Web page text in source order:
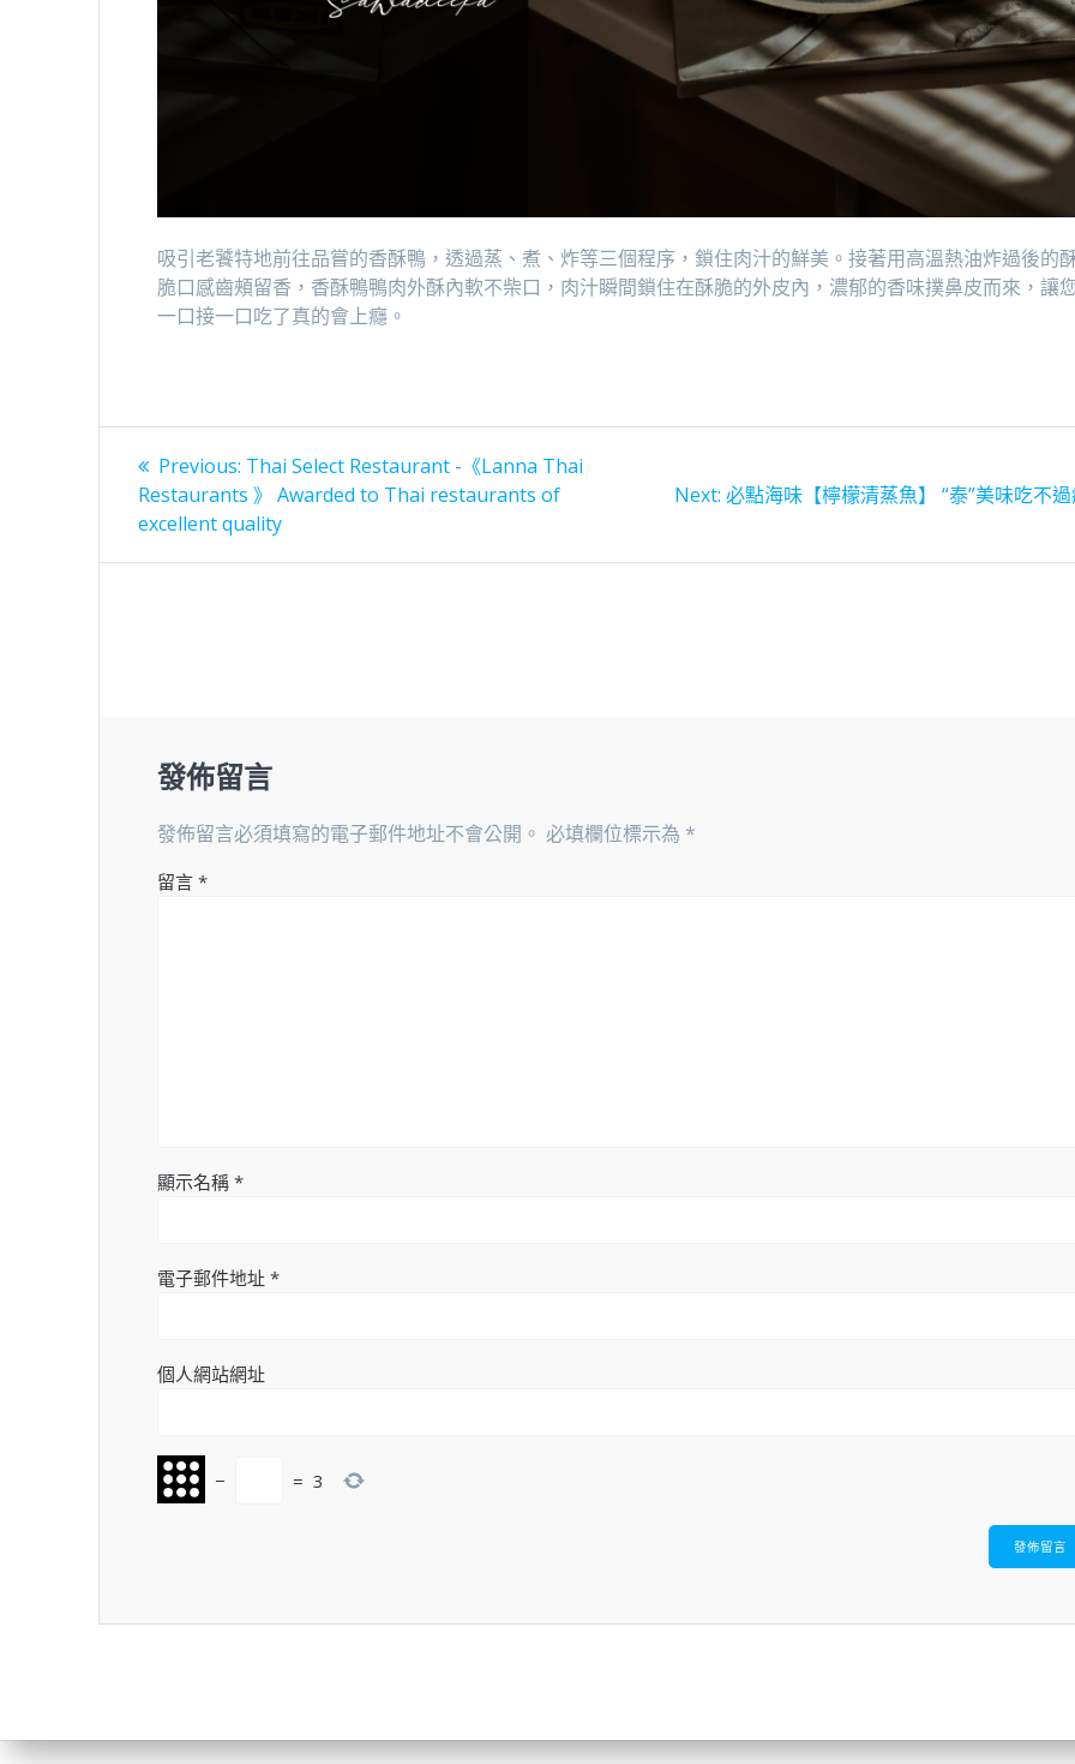
吸引老饕特地前往品嘗的香酥鴨，透過蒸、煮、炸等三個程序，鎖住肉汁的鮮美。接著用高溫熱油炸過後的
脆口感齒頰留香，香酥鴨鴨肉外酥內軟不柴口，肉汁瞬間鎖住在酥脆的外皮內，濃郁的香味撲鼻皮而來，讓
一口接一口吃了真的會上癮。
文
章
導
Previous: Previous
post:
Thai Select Restaurant -《Lanna Thai
Restaurants 》 Awarded to Thai restaurants of
excellent quality
Next: Next
必點海味【檸檬清蒸魚】 “泰”美味吃不
發佈留言
發佈留言必須填寫的電子郵件地址不會公開。 必填欄位標示為 *
留言*
顯示名稱*
電子郵件地址*
個人網站網址
− = 3